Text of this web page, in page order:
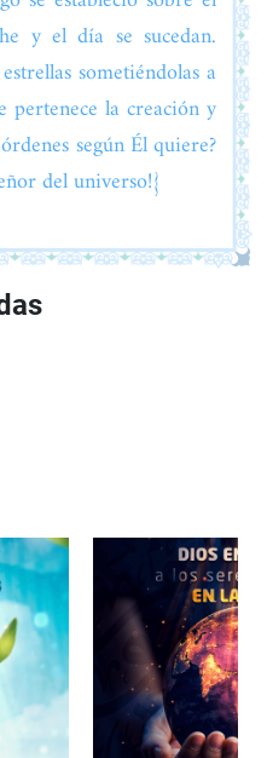
y el día se sucedan.
sometiéndolas a
pertenece la creación y
según Él quiere?
del universo!}